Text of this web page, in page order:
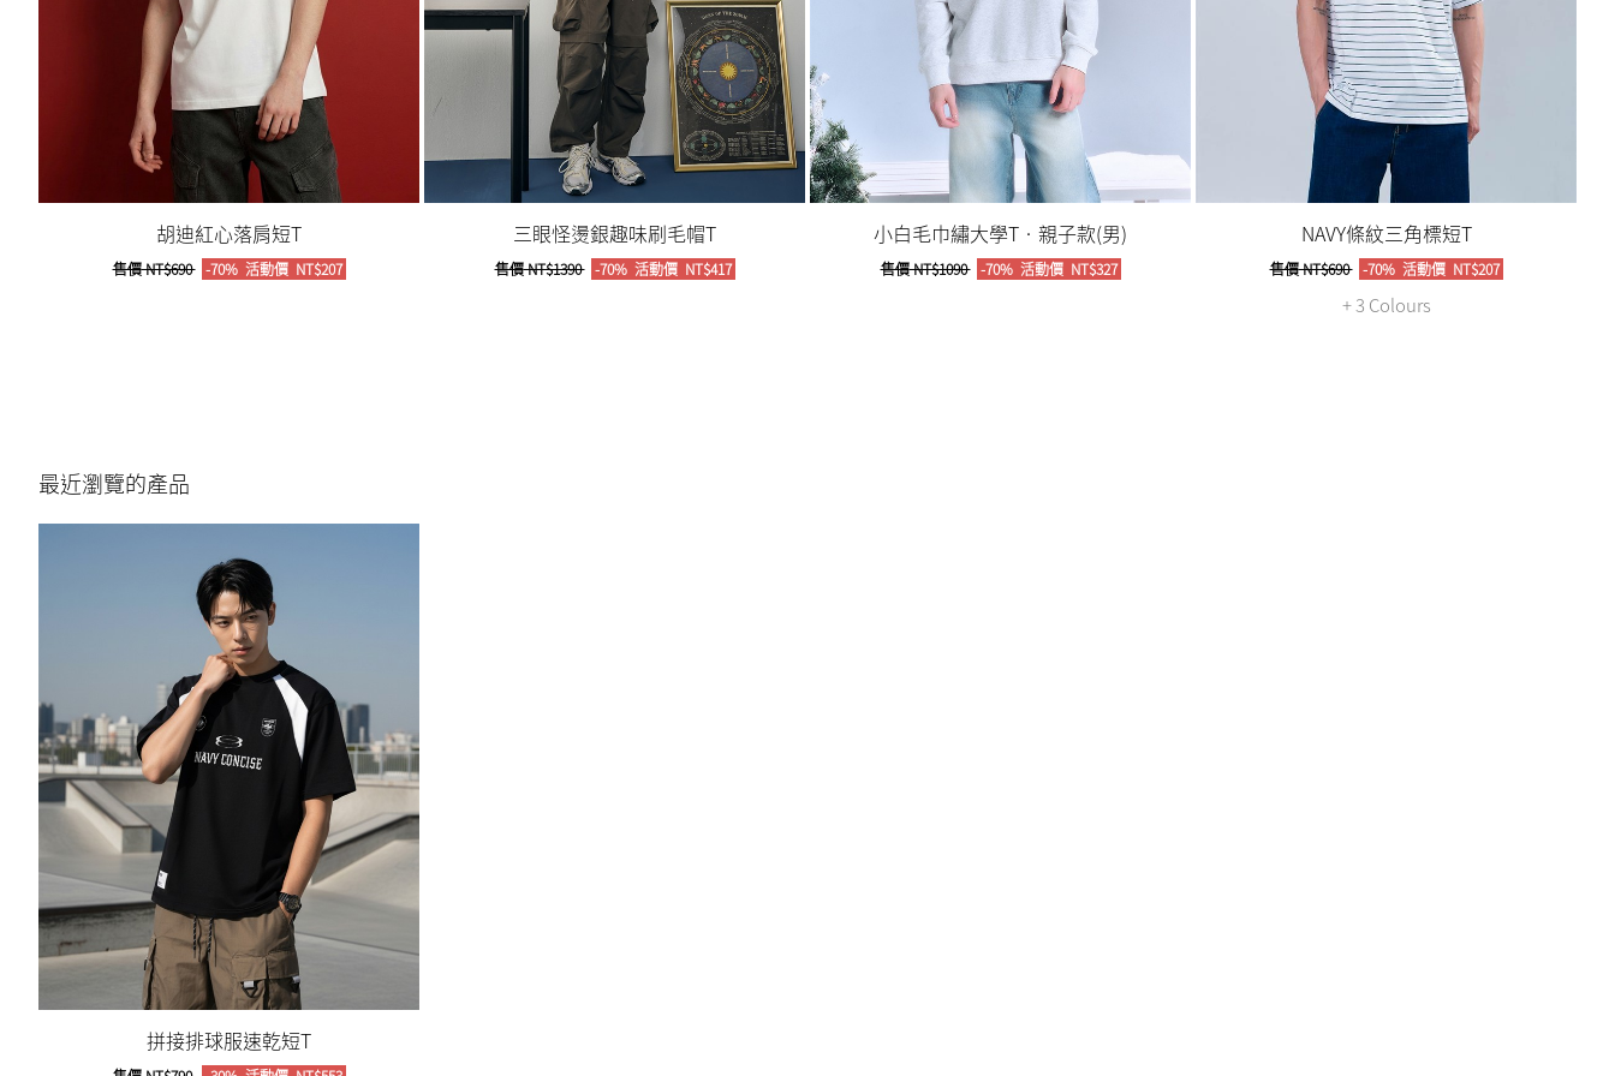
胡迪紅心落肩短T
售價NT$690 -70% 活動價NT$207
三眼怪燙銀趣味刷毛帽T
售價NT$1390 -70% 活動價NT$417
小白毛巾繡大學T‧親子款(男)
售價NT$1090 -70% 活動價NT$327
NAVY條紋三角標短T
售價NT$690 -70% 活動價NT$207
+ 3 Colours
最近瀏覽的產品
拼接排球服速乾短T